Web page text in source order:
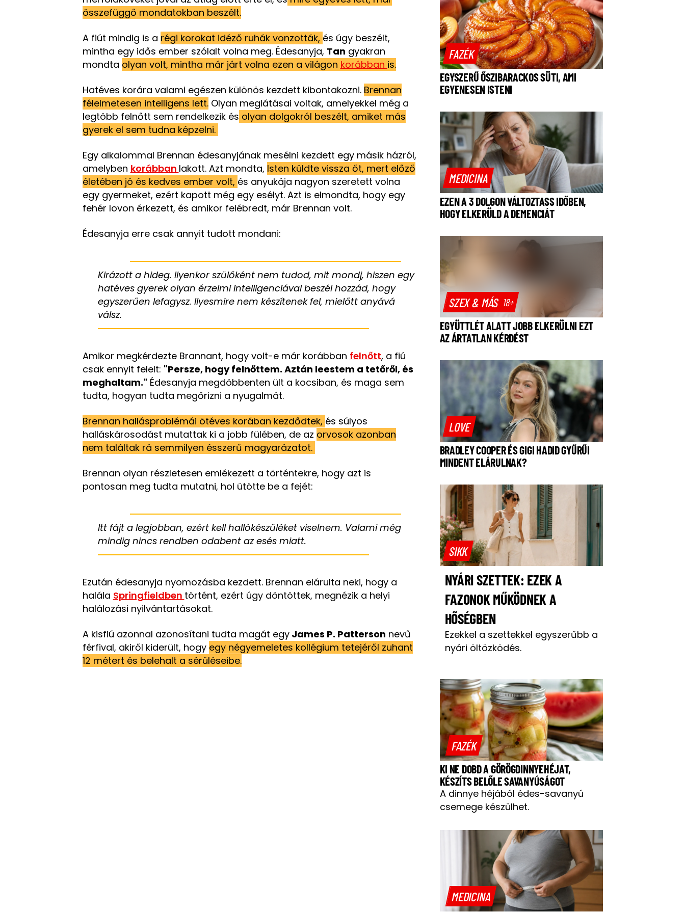
összefüggő mondatokban beszélt.
A fiút mindig is a régi korokat idéző ruhák vonzották, és úgy beszélt,
mintha egy idős ember szólalt volna meg. Édesanyja, Tan gyakran
mondta olyan volt, mintha már járt volna ezen a világon korábban is.
Hatéves korára valami egészen különös kezdett kibontakozni. Brennan
félelmetesen intelligens lett.Olyan meglátásai voltak, amelyekkel még a
legtöbb felnőtt sem rendelkezik és olyan dolgokról beszélt, amiket más
gyerek el sem tudna képzelni.
Egy alkalommal Brennan édesanyjának mesélni kezdett egy másik házról,
amelyben korábban lakott. Azt mondta, Isten küldte vissza őt, mert előző
életében jó és kedves ember volt, és anyukája nagyon szeretett volna
egy gyermeket, ezért kapott még egy esélyt. Azt is elmondta, hogy egy
fehér lovon érkezett, és amikor felébredt, már Brennan volt.
Édesanyja erre csak annyit tudott mondani:
Kirázott a hideg. Ilyenkor szülőként nem tudod, mit mondj, hiszen egy
hatéves gyerek olyan érzelmi intelligenciával beszél hozzád, hogy
egyszerűen lefagysz. Ilyesmire nem készítenek fel, mielőtt anyává
válsz.
Amikor megkérdezte Brannant, hogy volt-e már korábban felnőtt, a fiú
csak ennyit felelt: "Persze, hogy felnőttem. Aztán leestem a tetőről, és
meghaltam." Édesanyja megdöbbenten ült a kocsiban, és maga sem
tudta, hogyan tudta megőrizni a nyugalmát.
Brennan hallásproblémái ötéves korában kezdődtek, és súlyos
halláskárosodást mutattak ki a jobb fülében, de az orvosok azonban
nem találtak rá semmilyen ésszerű magyarázatot.
Brennan olyan részletesen emlékezett a történtekre, hogy azt is
pontosan meg tudta mutatni, hol ütötte be a fejét:
Itt fájt a legjobban, ezért kell hallókészüléket viselnem. Valami még
mindig nincs rendben odabent az esés miatt.
Ezután édesanyja nyomozásba kezdett. Brennan elárulta neki, hogy a
halála Springfieldben történt, ezért úgy döntöttek, megnézik a helyi
halálozási nyilvántartásokat.
A kisfiú azonnal azonosítani tudta magát egyJames P. Patterson nevű
férfival, akiről kiderült, hogy egy négyemeletes kollégium tetejéről zuhant
12 métert és belehalt a sérüléseibe.
FAZÉK
EGYSZERŰ ŐSZIBARACKOS SÜTI, AMI
EGYENESEN ISTENI
MEDICINA
EZEN A 3 DOLGON VÁLTOZTASS IDŐBEN,
HOGY ELKERÜLD A DEMENCIÁT
SZEX & MÁS 18+
EGYÜTTLÉT ALATT JOBB ELKERÜLNI EZT
AZ ÁRTATLAN KÉRDÉST
LOVE
BRADLEY COOPER ÉS GIGI HADID GYŰRŰI
MINDENT ELÁRULNAK?
SIKK
NYÁRI SZETTEK: EZEK A
FAZONOK MŰKÖDNEK A
HŐSÉGBEN
Ezekkel a szettekkel egyszerűbb a
nyári öltözködés.
FAZÉK
KI NE DOBD A GÖRÖGDINNYEHÉJAT,
KÉSZÍTS BELŐLE SAVANYÚSÁGOT
A dinnye héjából édes-savanyú
csemege készülhet.
MEDICINA